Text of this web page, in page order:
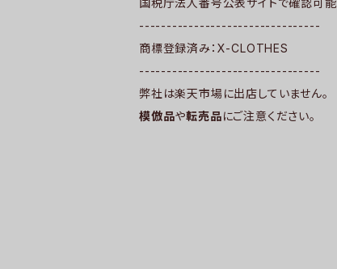
国税庁法人番号公表サイトで確認可能
---------------------------------
商標登録済み：X-CLOTHES
---------------------------------
弊社は楽天市場に出店していません。
模倣品や転売品にご注意ください。